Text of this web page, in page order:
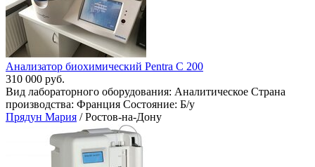
Анализатор биохимический Pentra С 200
310 000 руб.
Вид лабораторного оборудования: Аналитическое Страна
производства: Франция Состояние: Б/у
Прядун Мария / Ростов-на-Дону